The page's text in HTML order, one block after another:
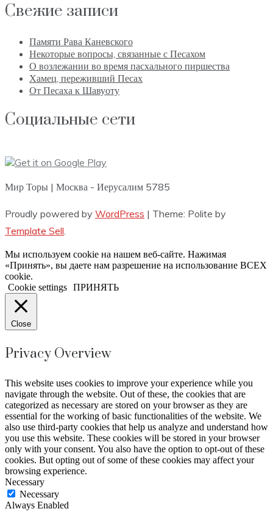
Свежие записи
Памяти Рава Каневского
Некоторые вопросы, связанные с Песахом
О возлежании во время пасхального пиршества
Хамец, переживший Песах
От Песаха к Шавуоту
Социальные сети
Мир Торы | Москва - Иерусалим 5785
Proudly powered by WordPress | Theme: Polite by
Template Sell.
Мы используем cookie на нашем веб-сайте. Нажимая
«Принять», вы даете нам разрешение на использование ВСЕХ
cookie.
Cookie settings ПРИНЯТЬ
Close
Privacy Overview
This website uses cookies to improve your experience while you
navigate through the website. Out of these, the cookies that are
categorized as necessary are stored on your browser as they are
essential for the working of basic functionalities of the website. We
also use third-party cookies that help us analyze and understand how
you use this website. These cookies will be stored in your browser
only with your consent. You also have the option to opt-out of these
cookies. But opting out of some of these cookies may affect your
browsing experience.
Necessary
Necessary
Always Enabled